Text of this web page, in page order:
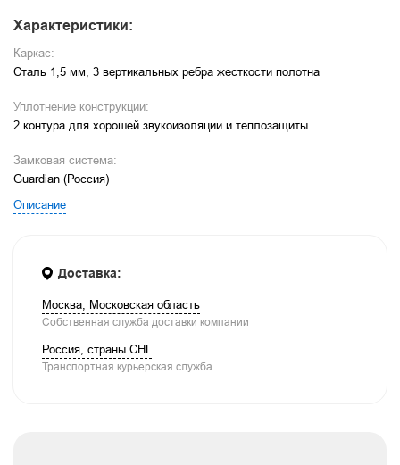
Характеристики:
Каркас:
Сталь 1,5 мм, 3 вертикальных ребра жесткости полотна
Уплотнение конструкции:
2 контура для хорошей звукоизоляции и теплозащиты.
Замковая система:
Guardian (Россия)
Описание
Доставка:
Москва, Московская область
Собственная служба доставки компании
Россия, страны СНГ
Транспортная курьерская служба